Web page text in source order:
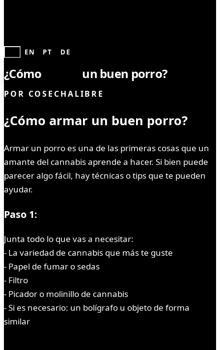
EN PT DE
¿Cómo un buen porro?
POR COSECHALIBRE
¿Cómo armar un buen porro?
Armar un porro es una de las primeras cosas que un
amante del cannabis aprende a hacer. Si bien puede
parecer algo fácil, hay técnicas o tips que te pueden
ayudar.
Paso 1:
Junta todo lo que vas a necesitar:
- La variedad de cannabis que más te guste
- Papel de fumar o sedas
- Filtro
- Picador o molinillo de cannabis
- Si es necesario: un bolígrafo u objeto de forma
similar